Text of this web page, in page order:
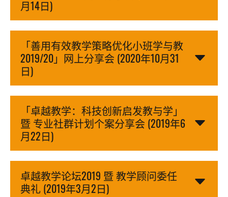
月14日)
「善用有效教学策略优化小班学与教
2019/20」网上分享会 (2020年10月31
日)
「卓越教学：科技创新启发教与学」
暨 专业社群计划个案分享会 (2019年6
月22日)
卓越教学论坛2019 暨 教学顾问委任
典礼 (2019年3月2日)